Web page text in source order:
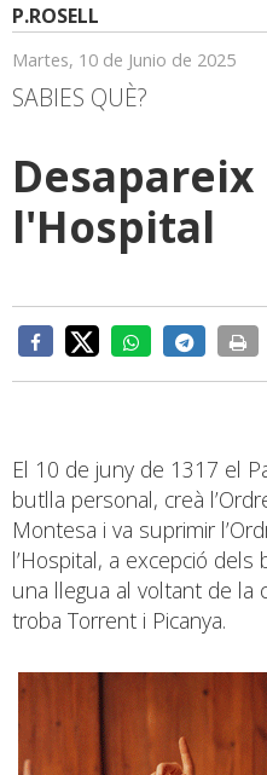
P.ROSELL
Martes, 10 de Junio de 2025
SABIES QUÈ?
l'Hospital
El 10 de juny de 1317 el
butlla personal, creà
Montesa i va suprimir
l’Hospital, a excepció
una llegua al voltant de
troba Torrent i Picanya.